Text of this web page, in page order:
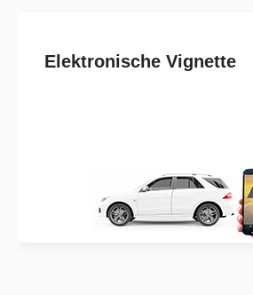
Elektronische Vignette